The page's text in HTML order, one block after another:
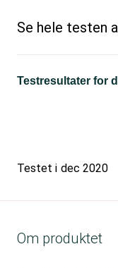
Se hele testen
Testresultater for
Testet i dec 2020
Om produktet